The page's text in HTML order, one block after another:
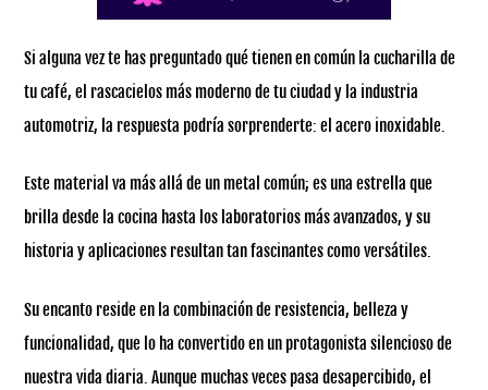
Si alguna vez te has preguntado qué tienen en común la cucharilla de
tu café, el rascacielos más moderno de tu ciudad y la industria
automotriz, la respuesta podría sorprenderte: el acero inoxidable.
Este material va más allá de un metal común; es una estrella que
brilla desde la cocina hasta los laboratorios más avanzados, y su
historia y aplicaciones resultan tan fascinantes como versátiles.
Su encanto reside en la combinación de resistencia, belleza y
funcionalidad, que lo ha convertido en un protagonista silencioso de
nuestra vida diaria. Aunque muchas veces pasa desapercibido, el